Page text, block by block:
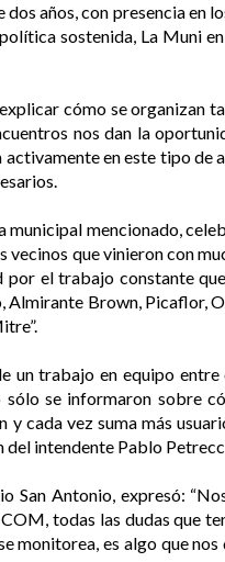
años, con presencia en
sostenida, La Muni
cómo se
nos dan la
en este tipo de
mencionado,
vecinos que vinieron con
el trabajo constante
Brown, Picaflor,
un trabajo en equipo
se informaron sobre
cada vez suma más
intendente Pablo
Antonio, expresó:
todas las dudas que
monitorea, es algo que